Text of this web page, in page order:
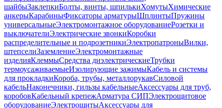
шайбыЗаклепкиБолты, винты, шпилькиХомутыХимические
анкерыКарабиныФиксаторы арматурыШплинтыПружины
универсальныеЭлектромонтажное оборудованиеРозетки и
выключателиЭлектрические звонкиКоробки
распределительные и подрозетникиЭлектропатроныВилки,
штепселиЗаземлениеЭлектромонтажные
изделияКлеммыСредства диэлектрическиеТрубки
термоусаживаемыеИзолирующие зажимыКабель и системы
для прокладкиКороба, трубы, металлорукавСиловой
кабельНаконечники, гильзы кабельныеАксессуары для труб,
коробовКабельный крепежАрматура СИПЭлектрощитовое
оборудованиеЭлектрощитыАксессуары для